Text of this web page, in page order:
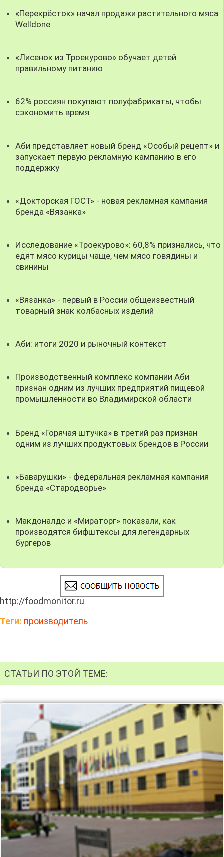
«Перекрёсток» начал продажи растительного мяса
Welldone
«Лисенок из Троекурово» обучает детей
правильному питанию
62% россиян покупают полуфабрикаты, чтобы
сэкономить время
Аби представляет новый бренд «Особый рецепт» и
запускает первую рекламную кампанию в его
поддержку
«Докторская ГОСТ» - новая рекламная кампания
бренда «Вязанка»
Исследование «Троекурово»: 60,8% признались, что
едят мясо курицы чаще, чем мясо говядины и
свинины
«Вязанка» - первый в России общеизвестный
товарный знак колбасных изделий
Аби: итоги 2020 и рыночный контекст
Производственный комплекс компании Аби
признан одним из лучших предприятий пищевой
промышленности во Владимирской области
Бренд «Горячая штучка» в третий раз признан
одним из лучших продуктовых брендов в России
«Баварушки» - федеральная рекламная кампания
бренда «Стародворье»
Макдоналдс и «Мираторг» показали, как
производятся бифштексы для легендарных
бургеров
http://foodmonitor.ru
Теги: производитель
СТАТЬИ ПО ЭТОЙ ТЕМЕ: